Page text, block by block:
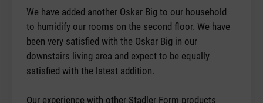
We have added another Oskar Big to our household
to humidify our rooms on the second floor. We have
been very satisfied with the Oskar Big in our
downstairs living area and expect to be equally
satisfied with the latest addition.
Our experience with other Stadler Form products